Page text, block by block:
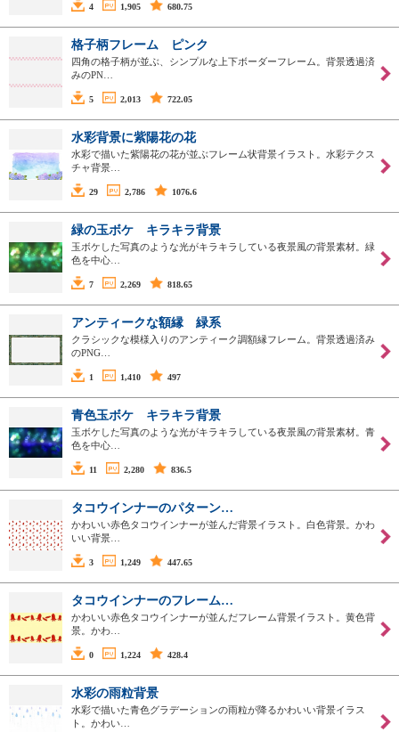
4 1,905 680.75
格子柄フレーム ピンク
四角の格子柄が並ぶ、シンプルな上下ボーダーフレーム。背景透過済
みのPN…
5 2,013 722.05
水彩背景に紫陽花の花
水彩で描いた紫陽花の花が並ぶフレーム状背景イラスト。水彩テクス
チャ背景…
29 2,786 1076.6
緑の玉ボケ キラキラ背景
玉ボケした写真のような光がキラキラしている夜景風の背景素材。緑
色を中心…
7 2,269 818.65
アンティークな額縁 緑系
クラシックな模様入りのアンティーク調額縁フレーム。背景透過済み
のPNG…
1 1,410 497
青色玉ボケ キラキラ背景
玉ボケした写真のような光がキラキラしている夜景風の背景素材。青
色を中心…
11 2,280 836.5
タコウインナーのパターン…
かわいい赤色タコウインナーが並んだ背景イラスト。白色背景。かわ
いい背景…
3 1,249 447.65
タコウインナーのフレーム…
かわいい赤色タコウインナーが並んだフレーム背景イラスト。黄色背
景。かわ…
0 1,224 428.4
水彩の雨粒背景
水彩で描いた青色グラデーションの雨粒が降るかわいい背景イラス
ト。かわい…